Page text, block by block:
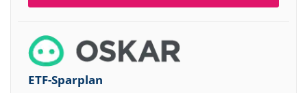
ETF-Sparplan